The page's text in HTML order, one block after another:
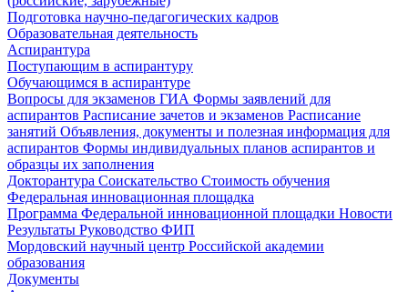
Подготовка научно-педагогических кадров
Образовательная деятельность
Аспирантура
Поступающим в аспирантуру
Обучающимся в аспирантуре
Вопросы для экзаменов ГИА Формы заявлений для
аспирантов Расписание зачетов и экзаменов Расписание
занятий Объявления, документы и полезная информация для
аспирантов Формы индивидуальных планов аспирантов и
образцы их заполнения
Докторантура Соискательство Стоимость обучения
Федеральная инновационная площадка
Программа Федеральной инновационной площадки Новости
Результаты Руководство ФИП
Мордовский научный центр Российской академии
образования
Документы